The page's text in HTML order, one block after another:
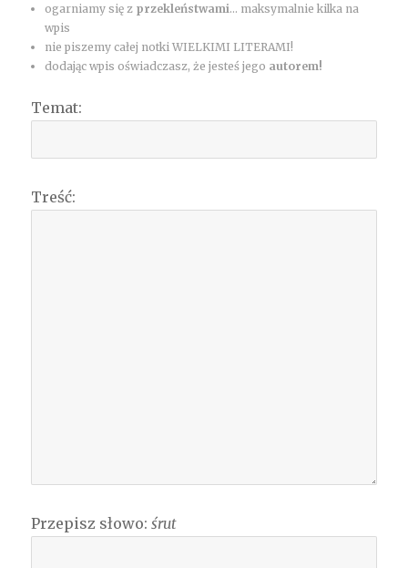
ogarniamy się z przekleństwami... maksymalnie kilka na
wpis
nie piszemy całej notki WIELKIMI LITERAMI!
dodając wpis oświadczasz, że jesteś jego autorem!
Temat:
Treść:
Przepisz słowo:śrut